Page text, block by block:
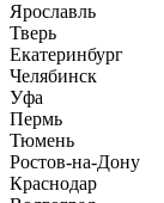
Ярославль
Тверь
Екатеринбург
Челябинск
Уфа
Пермь
Тюмень
Ростов-на-Дону
Краснодар